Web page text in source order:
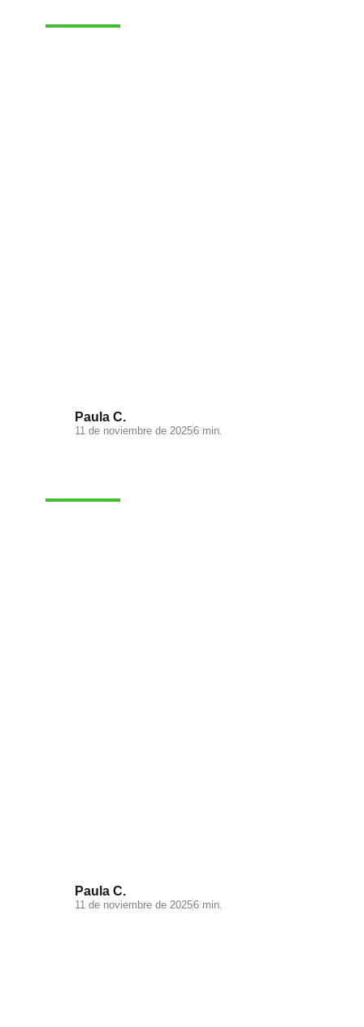
Paula C.
11 de noviembre de 20256 min.
Paula C.
11 de noviembre de 20256 min.